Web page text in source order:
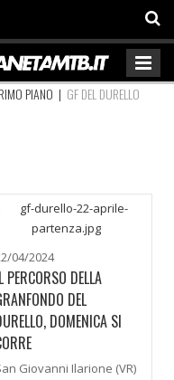
PIANO | GF DEL DURELLO
04/2024
PERCORSO DELLA
DEL
DOMENICA SI
Giovanni Ilarione (VR)